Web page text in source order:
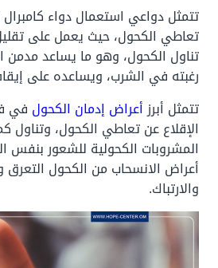
تتمثل دواعي استعمال دواء
تعاطي الكحول، حيث يعمل على
تناول الكحول، وهو ما يساعد مدمن
رغبته في الشرب، ويساعده على
تتمثل أبرزأعراض إدمان الكحول في
الإقلاع عن تعاطي الكحول، وتناول
المشروبات الكحولية للشعور بنفس
أعراض الانسحاب من الكحول التعرق
والارتباك.